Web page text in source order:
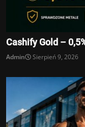
Cashify Gold –
Admin Sierpień 9, 2026